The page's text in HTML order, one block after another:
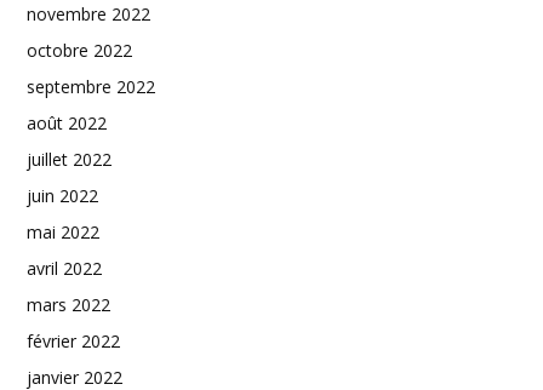
novembre 2022
octobre 2022
septembre 2022
août 2022
juillet 2022
juin 2022
mai 2022
avril 2022
mars 2022
février 2022
janvier 2022